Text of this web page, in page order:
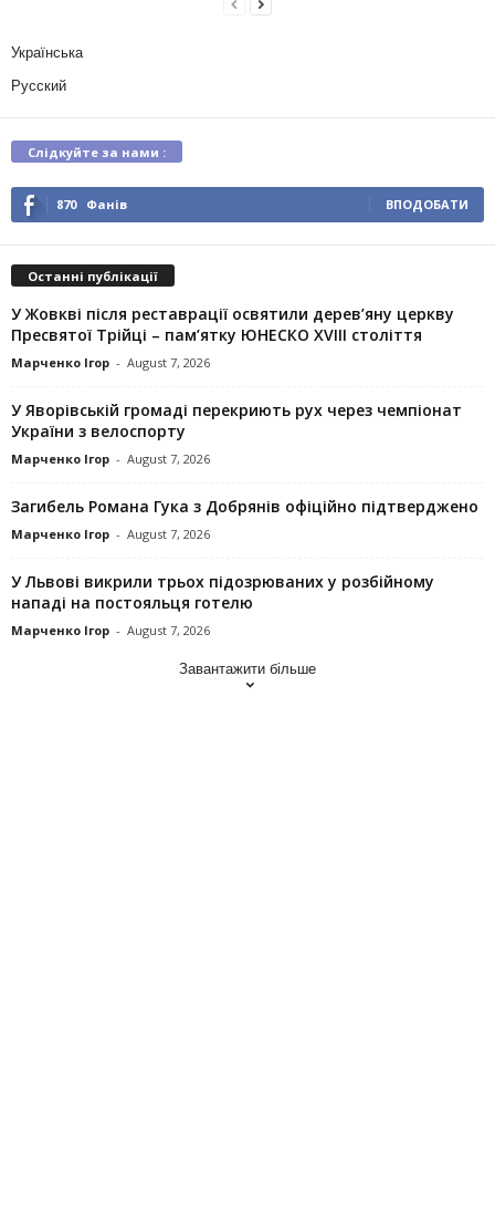
Українська
Русский
Слідкуйте за нами :
870 Фанів ВПОДОБАТИ
Останні публікації
У Жовкві після реставрації освятили дерев’яну церкву
Пресвятої Трійці – пам’ятку ЮНЕСКО XVIII століття
Марченко Ігор - August 7, 2026
У Яворівській громаді перекриють рух через чемпіонат
України з велоспорту
Марченко Ігор - August 7, 2026
Загибель Романа Гука з Добрянів офіційно підтверджено
Марченко Ігор - August 7, 2026
У Львові викрили трьох підозрюваних у розбійному
нападі на постояльця готелю
Марченко Ігор - August 7, 2026
Завантажити більше